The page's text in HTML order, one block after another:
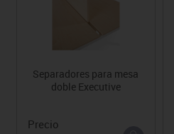
Separadores para mesa
doble Executive
Precio